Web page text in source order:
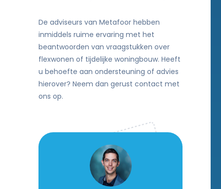
De adviseurs van Metafoor hebben
inmiddels ruime ervaring met het
beantwoorden van vraagstukken over
flexwonen of tijdelijke woningbouw. Heeft
u behoefte aan ondersteuning of advies
hierover? Neem dan gerust contact met
ons op.